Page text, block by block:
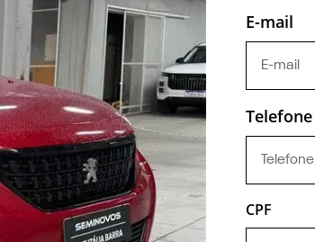
E-mail
Telefone
CPF